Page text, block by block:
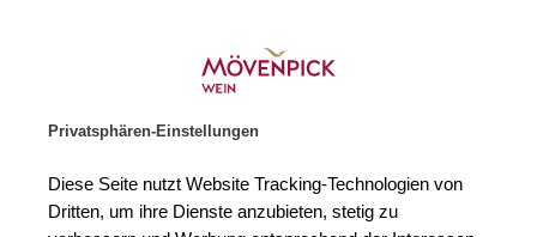
Privatsphären-Einstellungen
Diese Seite nutzt Website Tracking-Technologien von
Dritten, um ihre Dienste anzubieten, stetig zu
Zum Ende der Bildgalerie springen
Zum Anfang der